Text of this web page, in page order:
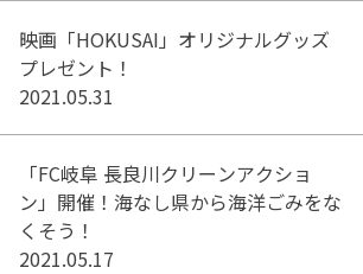
映画「HOKUSAI」オリジナルグッズ
プレゼント！
2021.05.31
「FC岐阜 長良川クリーンアクショ
ン」開催！海なし県から海洋ごみをな
くそう！
2021.05.17